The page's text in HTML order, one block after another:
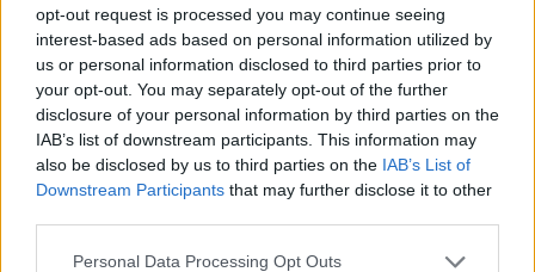
opt-out request is processed you may continue seeing
interest-based ads based on personal information utilized by
us or personal information disclosed to third parties prior to
your opt-out. You may separately opt-out of the further
disclosure of your personal information by third parties on the
IAB’s list of downstream participants. This information may
also be disclosed by us to third parties on the IAB’s List of
Downstream Participants that may further disclose it to other
Please note that this website/app uses one or more Google
Personal Data Processing Opt Outs
MOLDOVAN
NACHO VIDAL
JAVI LÓPEZ
BAILLY
DANI CALVO